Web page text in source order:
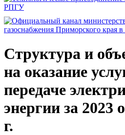
Структура и
на оказание
передаче
энергии за 2023
г.